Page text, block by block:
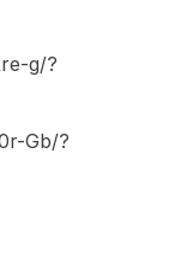
g/?
Gb/?